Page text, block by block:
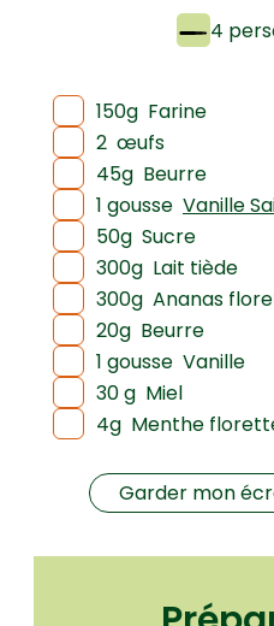
4
150g Farine
2 œufs
45g Beurre
1 gousse Vanille
50g Sucre
300g Lait tiède
300g Ananas
20g Beurre
1 gousse Vanille
30 g Miel
4g Menthe
Garder mon